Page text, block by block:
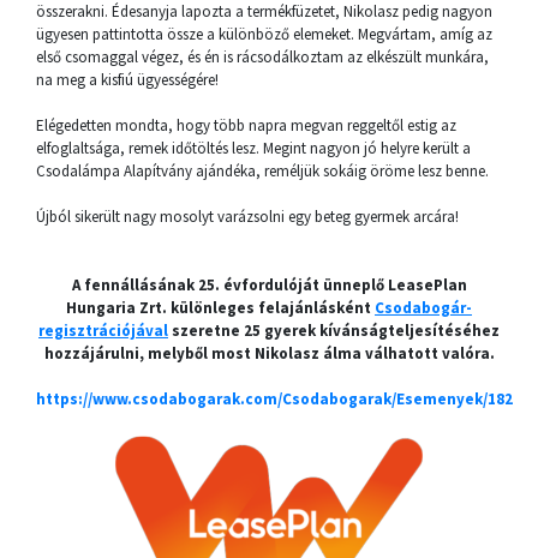
összerakni. Édesanyja lapozta a termékfüzetet, Nikolasz pedig nagyon
ügyesen pattintotta össze a különböző elemeket. Megvártam, amíg az
első csomaggal végez, és én is rácsodálkoztam az elkészült munkára,
na meg a kisfiú ügyességére!
Elégedetten mondta, hogy több napra megvan reggeltől estig az
elfoglaltsága, remek időtöltés lesz. Megint nagyon jó helyre került a
Csodalámpa Alapítvány ajándéka, reméljük sokáig öröme lesz benne.
Újból sikerült nagy mosolyt varázsolni egy beteg gyermek arcára!
A fennállásának 25. évfordulóját ünneplő LeasePlan
Hungaria Zrt. különleges felajánlásként Csodabogár-
regisztrációjával szeretne 25 gyerek kívánságteljesítéséhez
hozzájárulni, melyből most Nikolasz álma válhatott valóra.
https://www.csodabogarak.com/Csodabogarak/Esemenyek/182